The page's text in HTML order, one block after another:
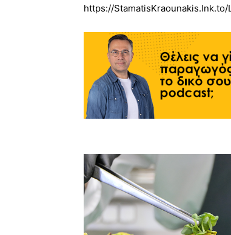
https://StamatisKraounakis.lnk.to/